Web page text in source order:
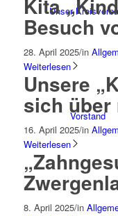
Unser
Vorstand
Kita
Besuch
28. April 2025/in
Weiterlesen
Unsere
sich über
16. April 2025/in
Weiterlesen
8. April 2025/in